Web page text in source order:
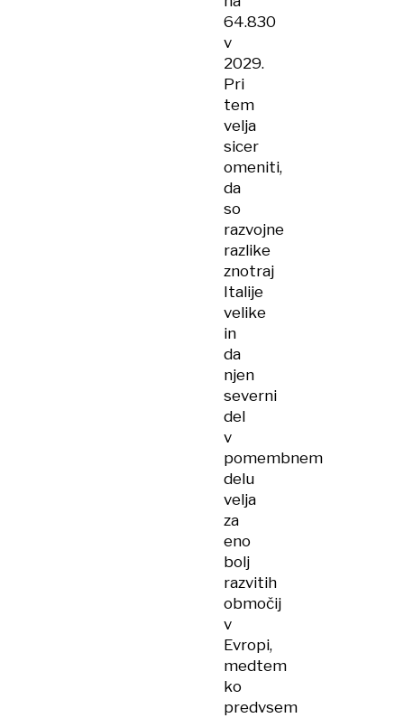
64.830
v
2029.
Pri
tem
velja
sicer
omeniti,
da
so
razvojne
razlike
znotraj
Italije
velike
in
da
njen
severni
del
v
pomembnem
delu
velja
za
eno
bolj
razvitih
območij
v
Evropi,
medtem
ko
predvsem